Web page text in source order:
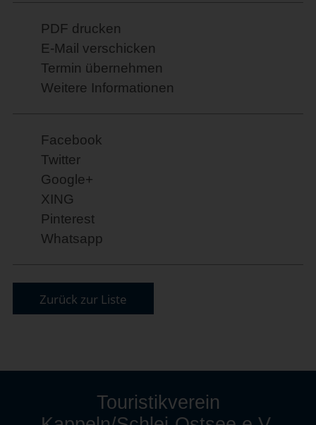
PDF drucken
E-Mail verschicken
Termin übernehmen
Weitere Informationen
Facebook
Twitter
Google+
XING
Pinterest
Whatsapp
Zurück zur Liste
Touristikverein